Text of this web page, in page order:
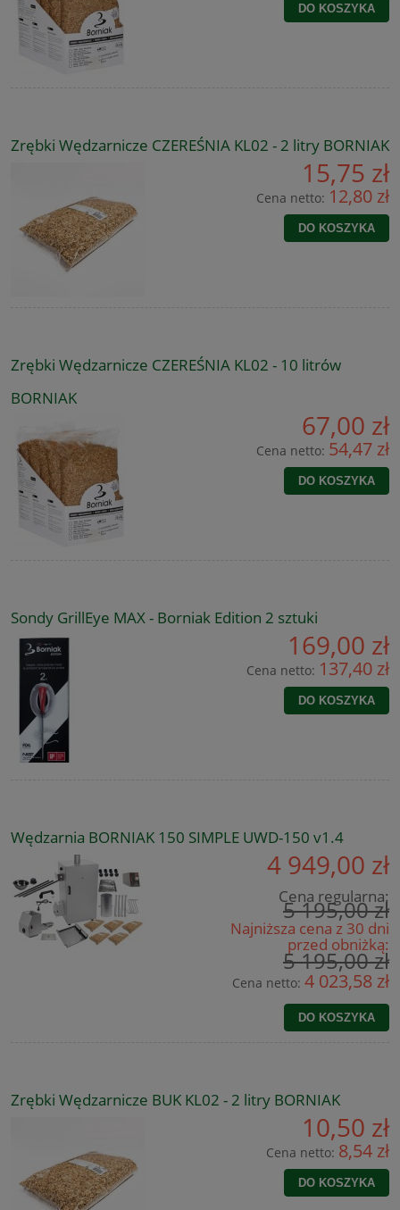
DO KOSZYKA
Zrębki Wędzarnicze CZEREŚNIA KL02 - 2 litry BORNIAK
15,75 zł
Cena netto: 12,80 zł
DO KOSZYKA
Zrębki Wędzarnicze CZEREŚNIA KL02 - 10 litrów
BORNIAK
67,00 zł
Cena netto: 54,47 zł
DO KOSZYKA
Sondy GrillEye MAX - Borniak Edition 2 sztuki
169,00 zł
Cena netto: 137,40 zł
DO KOSZYKA
Wędzarnia BORNIAK 150 SIMPLE UWD-150 v1.4
4 949,00 zł
Cena regularna:
5 195,00 zł
Najniższa cena z 30 dni
przed obniżką:
5 195,00 zł
Cena netto: 4 023,58 zł
DO KOSZYKA
Zrębki Wędzarnicze BUK KL02 - 2 litry BORNIAK
10,50 zł
Cena netto: 8,54 zł
DO KOSZYKA